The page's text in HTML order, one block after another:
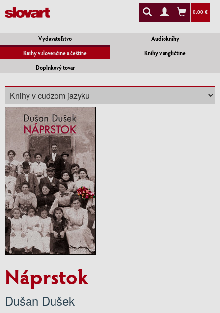
0.00 €
Vydavateľstvo
Audioknihy
Knihy v slovenčine a češtine
Knihy v angličtine
Doplnkový tovar
Náprstok
Dušan Dušek